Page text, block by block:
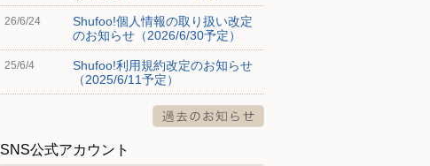
26/6/24
Shufoo!個人情報の取り扱い改定
のお知らせ（2026/6/30予定）
25/6/4
Shufoo!利用規約改定のお知らせ
（2025/6/11予定）
SNS公式アカウント